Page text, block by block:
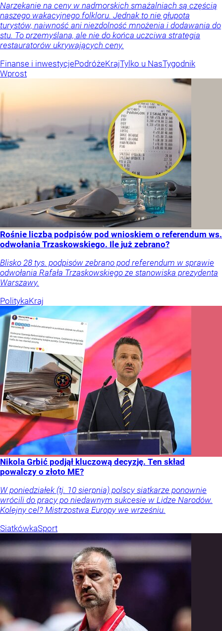
Narzekanie na ceny w nadmorskich smażalniach są częścią
naszego wakacyjnego folkloru. Jednak to nie głupota
turystów, naiwność ani niezdolność mnożenia i dodawania do
stu. To przemyślana, ale nie do końca uczciwa strategia
restauratorów ukrywających ceny.
Finanse i inwestycjePodróżeKrajTylko u NasTygodnik
Wprost
Rośnie liczba podpisów pod wnioskiem o referendum ws.
odwołania Trzaskowskiego. Ile już zebrano?
Blisko 28 tys. podpisów zebrano pod referendum w sprawie
odwołania Rafała Trzaskowskiego ze stanowiska prezydenta
Warszawy.
PolitykaKraj
Nikola Grbić podjął kluczową decyzję. Ten skład
powalczy o złoto ME?
W poniedziałek (tj. 10 sierpnia) polscy siatkarze ponownie
wrócili do pracy po niedawnym sukcesie w Lidze Narodów.
Kolejny cel? Mistrzostwa Europy we wrześniu.
SiatkówkaSport